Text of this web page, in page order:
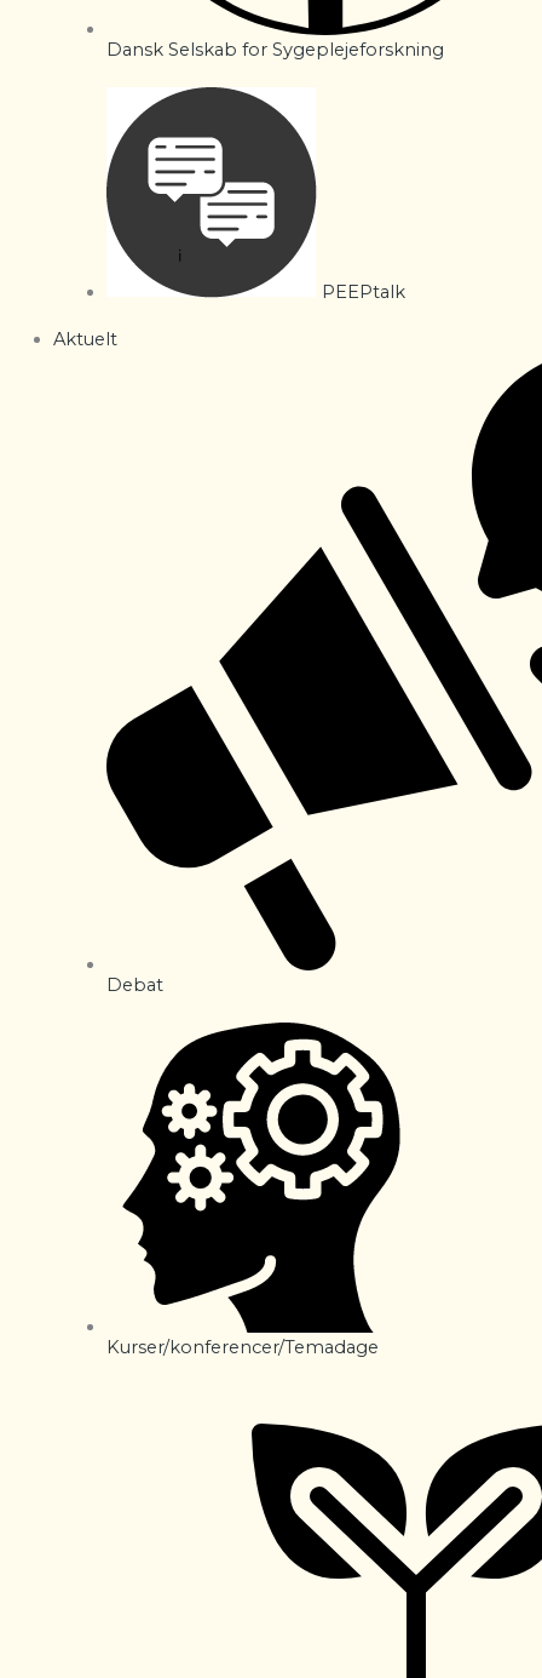
Dansk Selskab for Sygeplejeforskning
PEEPtalk
Aktuelt
Debat
Kurser/konferencer/Temadage